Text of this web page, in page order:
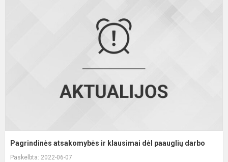
Pagrindinės atsakomybės ir klausimai dėl paauglių darbo
Paskelbta: 2022-06-07